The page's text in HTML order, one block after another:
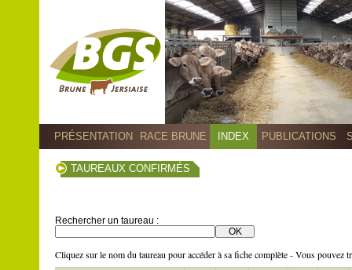
PRÉSENTATION RACE BRUNE INDEX PUBLICATIONS
TAUREAUX CONFIRMÉS
Rechercher un taureau :
Cliquez sur le nom du taureau pour accéder à sa fiche complète - Vous pouvez